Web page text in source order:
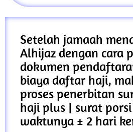
Setelah jamaah
Alhijaz dengan cara
dokumen
biaya daftar haji,
proses penerbitan
haji plus | surat
waktunya ± 2 hari